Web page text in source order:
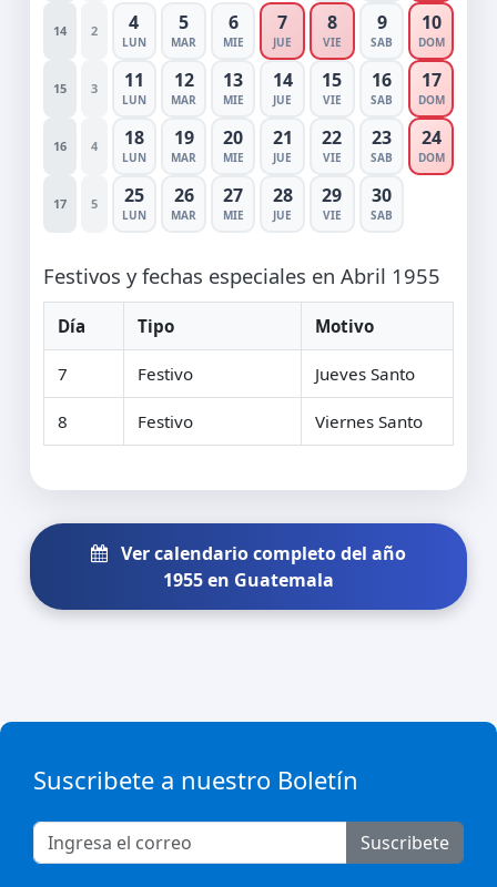
14 2 4
LUN
5
MAR
6
MIE
7
JUE
8
VIE
9
SAB
10
DOM
15 3 11
LUN
12
MAR
13
MIE
14
JUE
15
VIE
16
SAB
17
DOM
16 4 18
LUN
19
MAR
20
MIE
21
JUE
22
VIE
23
SAB
24
DOM
17 5 25
LUN
26
MAR
27
MIE
28
JUE
29
VIE
30
SAB
Festivos y fechas especiales en Abril 1955
Día Tipo Motivo
7 Festivo Jueves Santo
8 Festivo Viernes Santo
Ver calendario completo del año
1955 en Guatemala
Suscribete a nuestro Boletín
Suscribete